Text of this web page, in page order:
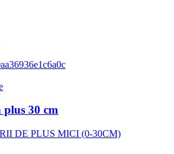
30 cm
DE PLUS MICI (0-30CM)